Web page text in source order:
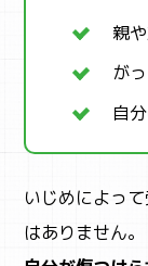
親
が
自
いじめによっ
はありません。